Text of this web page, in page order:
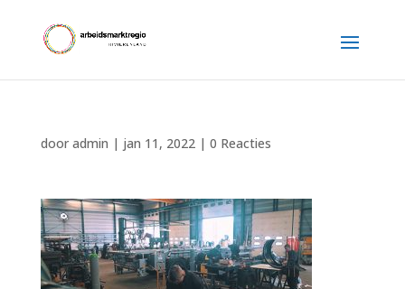
door admin | jan 11, 2022| 0 Reacties